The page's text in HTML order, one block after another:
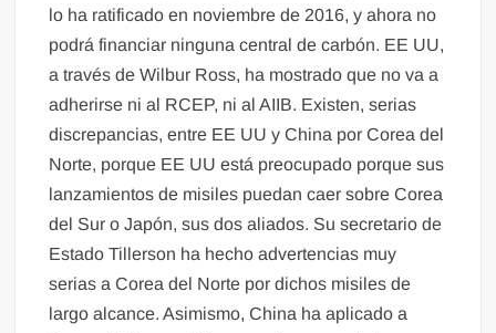
lo ha ratificado en noviembre de 2016, y ahora no
podrá financiar ninguna central de carbón. EE UU,
a través de Wilbur Ross, ha mostrado que no va a
adherirse ni al RCEP, ni al AIIB. Existen, serias
discrepancias, entre EE UU y China por Corea del
Norte, porque EE UU está preocupado porque sus
lanzamientos de misiles puedan caer sobre Corea
del Sur o Japón, sus dos aliados. Su secretario de
Estado Tillerson ha hecho advertencias muy
serias a Corea del Norte por dichos misiles de
largo alcance. Asimismo, China ha aplicado a